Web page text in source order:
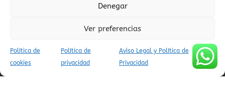
Denegar
Ver preferencias
Política de
cookies
Política de
privacidad
Aviso Legal y Política de
Privacidad
AVISO LEGAL Y POLÍTICA DE PRIVACIDAD
CONDICIONES DE RESERVA